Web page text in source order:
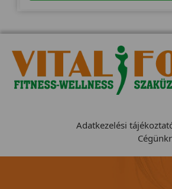
Adatkezelési